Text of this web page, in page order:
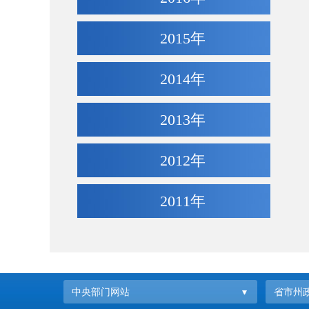
2015年
2014年
2013年
2012年
2011年
中央部门网站 省市州